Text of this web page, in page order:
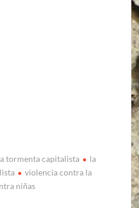
tormenta capitalista
la
violencia contra la
niñas